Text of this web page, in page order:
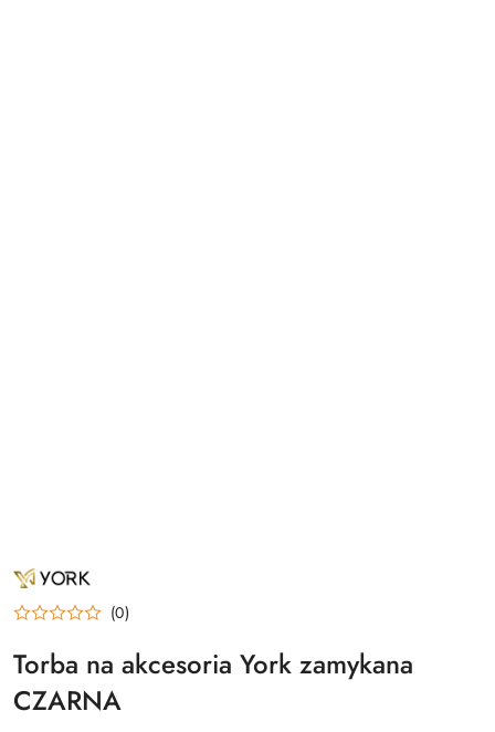
NAZWA
PRODUCENTA:
YORK (0)
Torba na akcesoria York zamykana
CZARNA